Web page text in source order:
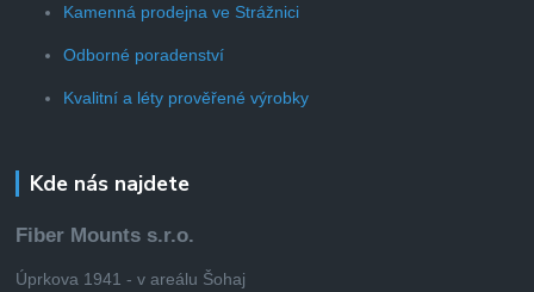
Kamenná prodejna ve Strážnici
Odborné poradenství
Kvalitní a léty prověřené výrobky
Kde nás najdete
Fiber Mounts s.r.o.
Úprkova 1941 - v areálu Šohaj